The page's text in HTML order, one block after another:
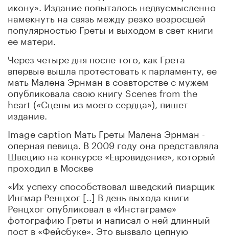
икону». Издание попыталось недвусмысленно
намекнуть на связь между резко возросшей
популярностью Греты и выходом в свет книги
ее матери.
Через четыре дня после того, как Грета
впервые вышла протестовать к парламенту, ее
мать Малена Эрнман в соавторстве с мужем
опубликовала свою книгу Scenes from the
heart («Сцены из моего сердца»), пишет
издание.
Image caption Мать Греты Малена Эрнман -
оперная певица. В 2009 году она представляла
Швецию на конкурсе «Евровидение», который
проходил в Москве
«Их успеху способствовал шведский пиарщик
Ингмар Ренцхог [..] В день выхода книги
Ренцхог опубликовал в «Инстаграме»
фотографию Греты и написал о ней длинный
пост в «Фейсбуке». Это вызвало цепную